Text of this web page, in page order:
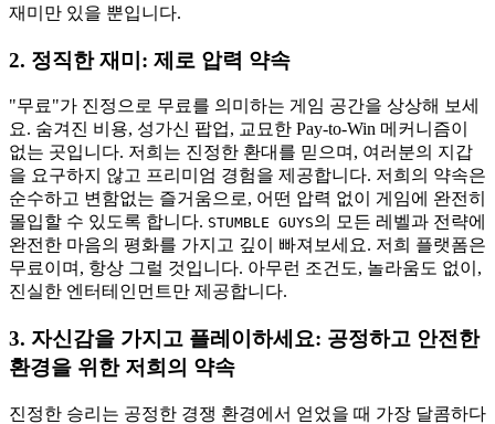
재미만 있을 뿐입니다.
2. 정직한 재미: 제로 압력 약속
"무료"가 진정으로 무료를 의미하는 게임 공간을 상상해 보세
요. 숨겨진 비용, 성가신 팝업, 교묘한 Pay-to-Win 메커니즘이
없는 곳입니다. 저희는 진정한 환대를 믿으며, 여러분의 지갑
을 요구하지 않고 프리미엄 경험을 제공합니다. 저희의 약속은
순수하고 변함없는 즐거움으로, 어떤 압력 없이 게임에 완전히
몰입할 수 있도록 합니다. STUMBLE GUYS의 모든 레벨과 전략에
완전한 마음의 평화를 가지고 깊이 빠져보세요. 저희 플랫폼은
무료이며, 항상 그럴 것입니다. 아무런 조건도, 놀라움도 없이,
진실한 엔터테인먼트만 제공합니다.
3. 자신감을 가지고 플레이하세요: 공정하고 안전한
환경을 위한 저희의 약속
진정한 승리는 공정한 경쟁 환경에서 얻었을 때 가장 달콤하다